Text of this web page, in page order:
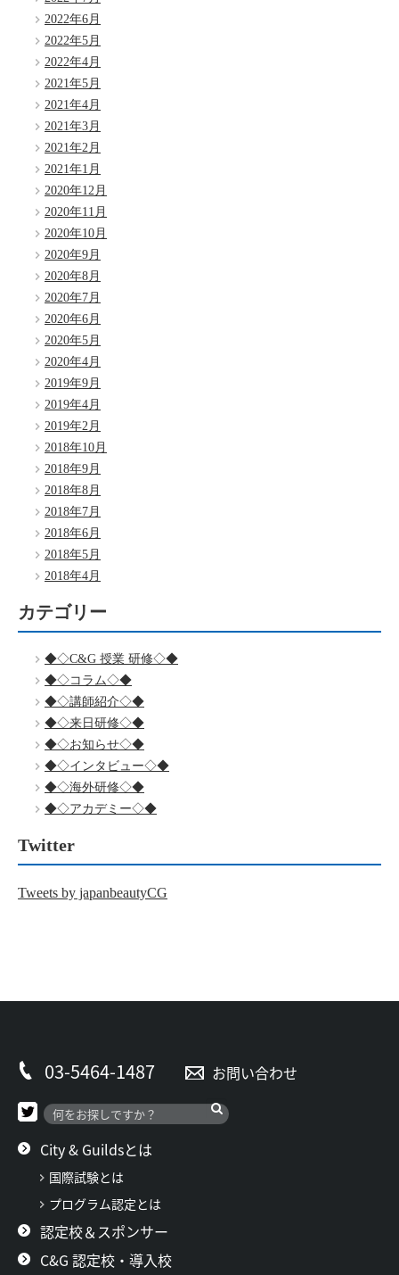
2022年6月
2022年5月
2022年4月
2021年5月
2021年4月
2021年3月
2021年2月
2021年1月
2020年12月
2020年11月
2020年10月
2020年9月
2020年8月
2020年7月
2020年6月
2020年5月
2020年4月
2019年9月
2019年4月
2019年2月
2018年10月
2018年9月
2018年8月
2018年7月
2018年6月
2018年5月
2018年4月
カテゴリー
◆◇C&G 授業 研修◇◆
◆◇コラム◇◆
◆◇講師紹介◇◆
◆◇来日研修◇◆
◆◇お知らせ◇◆
◆◇インタビュー◇◆
◆◇海外研修◇◆
◆◇アカデミー◇◆
Twitter
Tweets by japanbeautyCG
03-5464-1487 お問い合わせ
City & Guildsとは
国際試験とは
プログラム認定とは
認定校＆スポンサー
C&G 認定校・導入校